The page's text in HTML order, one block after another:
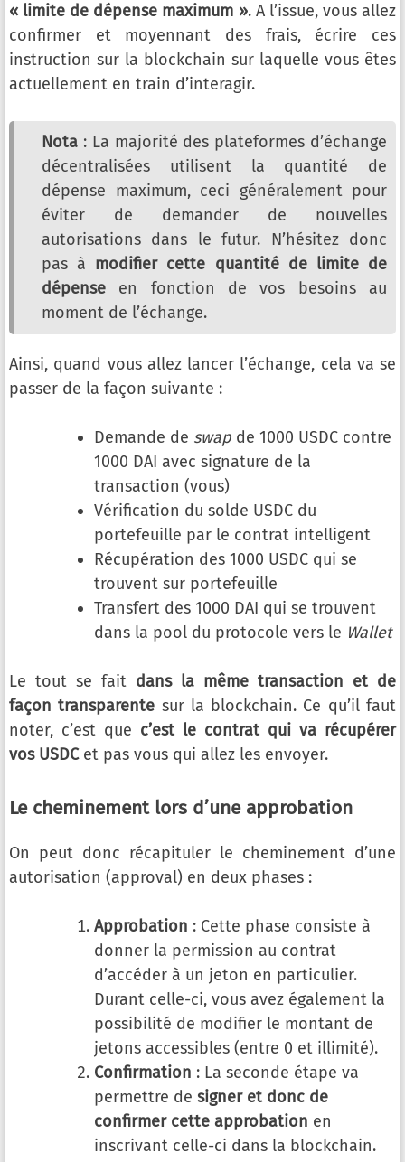
« limite de dépense maximum ». A l’issue, vous allez
confirmer et moyennant des frais, écrire ces
instruction sur la blockchain sur laquelle vous êtes
actuellement en train d’interagir.
Nota : La majorité des plateformes d’échange
décentralisées utilisent la quantité de
dépense maximum, ceci généralement pour
éviter de demander de nouvelles
autorisations dans le futur. N’hésitez donc
pas à modifier cette quantité de limite de
dépense en fonction de vos besoins au
moment de l’échange.
Ainsi, quand vous allez lancer l’échange, cela va se
passer de la façon suivante :
Demande de swap de 1000 USDC contre
1000 DAI avec signature de la
transaction (vous)
Vérification du solde USDC du
portefeuille par le contrat intelligent
Récupération des 1000 USDC qui se
trouvent sur portefeuille
Transfert des 1000 DAI qui se trouvent
dans la pool du protocole vers le Wallet
Le tout se fait dans la même transaction et de
façon transparente sur la blockchain. Ce qu’il faut
noter, c’est que c’est le contrat qui va récupérer
vos USDCet pas vous qui allez les envoyer.
Le cheminement lors d’une approbation
On peut donc récapituler le cheminement d’une
autorisation (approval) en deux phases :
Approbation : Cette phase consiste à
donner la permission au contrat
d’accéder à un jeton en particulier.
Durant celle-ci, vous avez également la
possibilité de modifier le montant de
jetons accessibles (entre 0 et illimité).
Confirmation : La seconde étape va
permettre de signer et donc de
confirmer cette approbation en
inscrivant celle-ci dans la blockchain.